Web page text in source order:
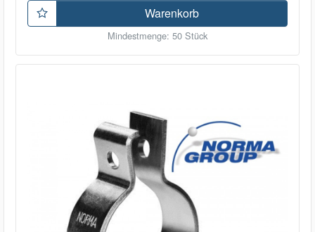
Warenkorb
Mindestmenge: 50 Stück